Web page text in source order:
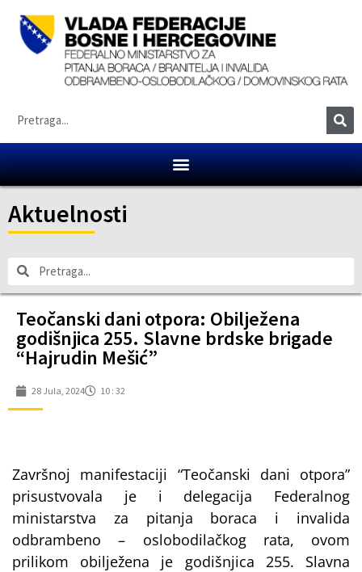
Aktuelnosti
Teočanski dani otpora: Obilježena
godišnjica 255. Slavne brdske brigade
“Hajrudin Mešić”
28 Jula, 2024 10 : 32
Završnoj manifestaciji “Teočanski dani otpora”
prisustvovala je i delegacija Federalnog
ministarstva za pitanja boraca i invalida
odbrambeno – oslobodilačkog rata, ovom
prilikom obilježena je godišnjica 255. Slavna